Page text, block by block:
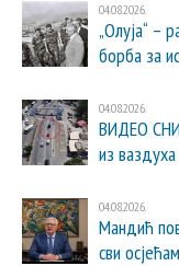
04.08.2026.
„Олуја“ –
борба за
04.08.2026.
ВИДЕО
из
04.08.2026.
Мандић
сви